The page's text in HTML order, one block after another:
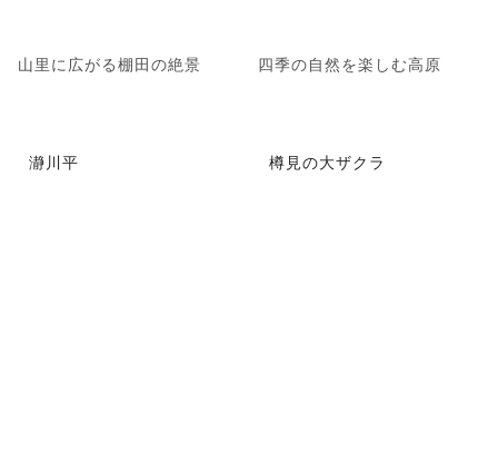
山里に広がる棚田の絶景 四季の自然を楽しむ高原
瀞川平 樽見の大ザクラ